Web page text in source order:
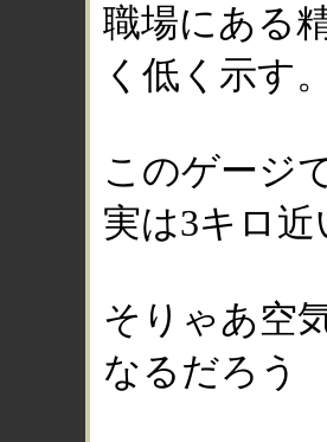
職場にある
く低く示す。
このゲージ
実は3キロ
そりゃあ空
なるだろう